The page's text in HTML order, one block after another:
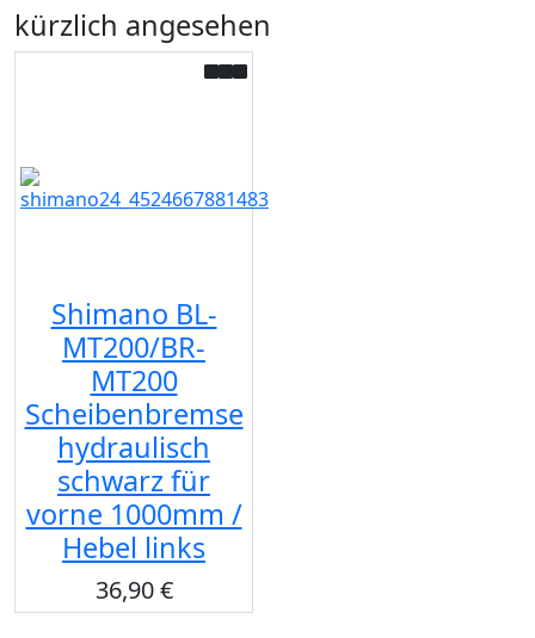
kürzlich angesehen
Shimano BL-
MT200/BR-
MT200
Scheibenbremse
hydraulisch
schwarz für
vorne 1000mm /
Hebel links
36,90 €